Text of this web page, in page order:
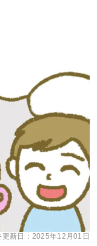
新日： 2025年12月01日